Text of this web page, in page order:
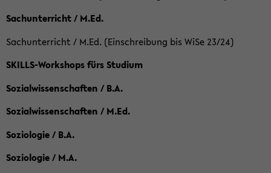
Sachunterricht / M.Ed.
Sachunterricht / M.Ed. (Einschreibung bis WiSe 23/24)
SKILLS-Workshops fürs Studium
Sozialwissenschaften / B.A.
Sozialwissenschaften / M.Ed.
Soziologie / B.A.
Soziologie / M.A.